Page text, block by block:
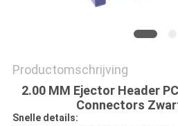
Productomschrijving
2.00 MM Ejector Header
Connectors
Snelle details: